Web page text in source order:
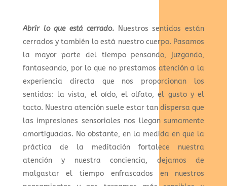
Abrir lo que está cerrado.Nuestros sentidos están
cerrados y también lo está nuestro cuerpo. Pasamos
la mayor parte del tiempo pensando, juzgando,
fantaseando, por lo que no prestamos atención a la
experiencia directa que nos proporcionan los
sentidos: la vista, el oído, el olfato, el gusto y el
tacto. Nuestra atención suele estar tan dispersa que
las impresiones sensoriales nos llegan sumamente
amortiguadas. No obstante, en la medida en que la
práctica de la meditación fortalece nuestra
atención y nuestra conciencia, dejamos de
malgastar el tiempo enfrascados en nuestros